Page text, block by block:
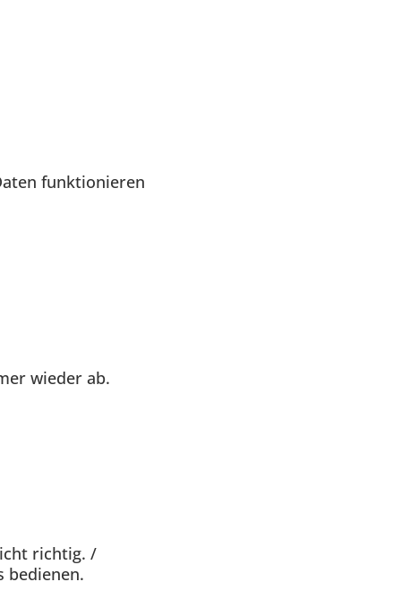
funktionieren
wieder ab.
richtig. /
bedienen.